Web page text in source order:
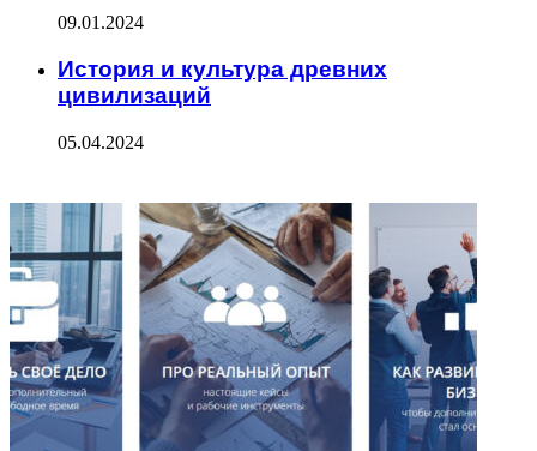
09.01.2024
История и культура древних
цивилизаций
05.04.2024